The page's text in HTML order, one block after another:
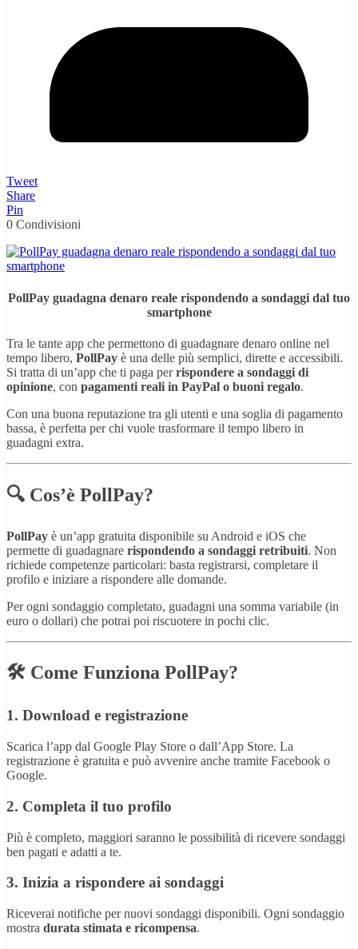
Tweet
Share
Pin
0 Condivisioni
PollPay guadagna denaro reale rispondendo a sondaggi dal tuo
smartphone
Tra le tante app che permettono di guadagnare denaro online nel
tempo libero, PollPay è una delle più semplici, dirette e accessibili.
Si tratta di un’app che ti paga perrispondere a sondaggi di
opinione, con pagamenti reali in PayPal o buoni regalo.
Con una buona reputazione tra gli utenti e una soglia di pagamento
bassa, è perfetta per chi vuole trasformare il tempo libero in
guadagni extra.
🔍 Cos’è PollPay?
PollPay è un’app gratuita disponibile su Android e iOS che
permette di guadagnare rispondendo a sondaggi retribuiti. Non
richiede competenze particolari: basta registrarsi, completare il
profilo e iniziare a rispondere alle domande.
Per ogni sondaggio completato, guadagni una somma variabile (in
euro o dollari) che potrai poi riscuotere in pochi clic.
🛠️ Come Funziona PollPay?
1. Download e registrazione
Scarica l’app dal Google Play Store o dall’App Store. La
registrazione è gratuita e può avvenire anche tramite Facebook o
Google.
2. Completa il tuo profilo
Più è completo, maggiori saranno le possibilità di ricevere sondaggi
ben pagati e adatti a te.
3. Inizia a rispondere ai sondaggi
Riceverai notifiche per nuovi sondaggi disponibili. Ogni sondaggio
mostra durata stimata e ricompensa.